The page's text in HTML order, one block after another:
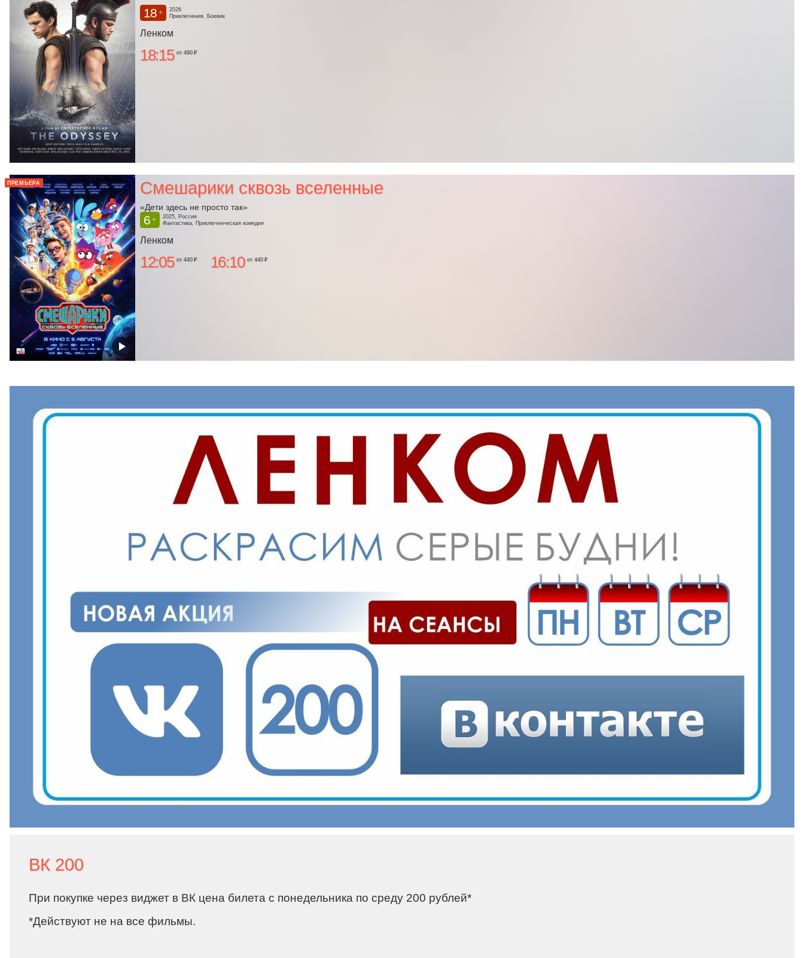
18 +
2026
Приключения, Боевик
Ленком
18:15 от 490 ₽
ПРЕМЬЕРА Смешарики сквозь вселенные
«Дети здесь не просто так»
6 +
2025, Россия
Фантастика, Приключенческая комедия
Ленком
12:05 от 440 ₽ 16:10 от 440 ₽
ВК 200
При покупке через виджет в ВК цена билета с понедельника по среду 200 рублей*
*Действуют не на все фильмы.